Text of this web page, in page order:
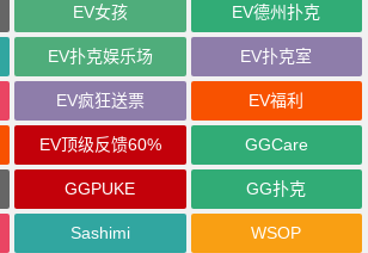
EV女孩 EV德州扑克
EV扑克娱乐场 EV扑克室
EV疯狂送票 EV福利
EV顶级反馈60% GGCare
GGPUKE GG扑克
Sashimi WSOP